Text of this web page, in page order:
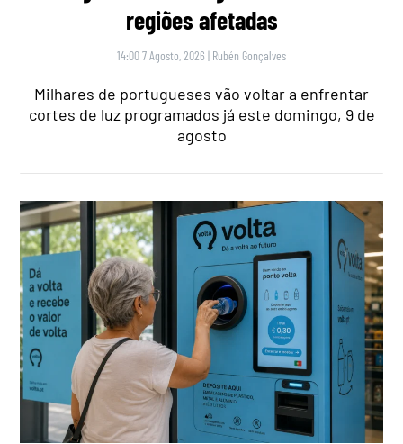
regiões afetadas
14:00 7 Agosto, 2026 | Rubén Gonçalves
Milhares de portugueses vão voltar a enfrentar
cortes de luz programados já este domingo, 9 de
agosto